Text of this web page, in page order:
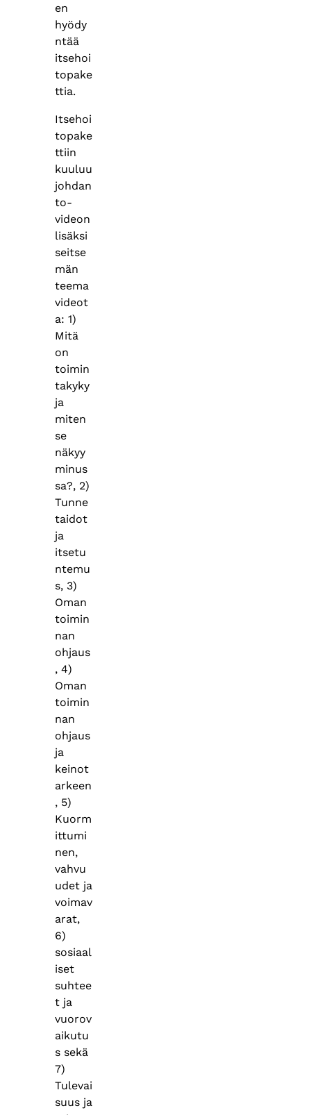
en
hyödy
ntää
itsehoi
topake
ttia.
Itsehoi
topake
ttiin
kuuluu
johdan
to-
videon
lisäksi
seitse
män
teema
videot
a: 1)
Mitä
on
toimin
takyky
ja
miten
se
näkyy
minus
sa?, 2)
Tunne
taidot
ja
itsetu
ntemu
s, 3)
Oman
toimin
nan
ohjaus
, 4)
Oman
toimin
nan
ohjaus
ja
keinot
arkeen
, 5)
Kuorm
ittumi
nen,
vahvu
udet ja
voimav
arat,
6)
sosiaal
iset
suhtee
t ja
vuorov
aikutu
s sekä
7)
Tulevai
suus ja